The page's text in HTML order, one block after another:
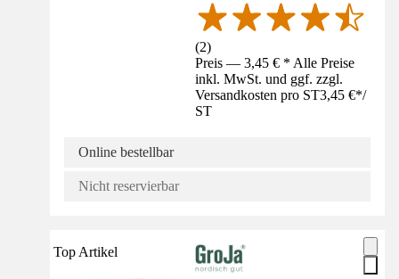
(2)
Preis — 3,45 € * Alle Preise
inkl. MwSt. und ggf. zzgl.
Versandkosten pro ST3,45 €*/
ST
Online bestellbar
Nicht reservierbar
Top Artikel